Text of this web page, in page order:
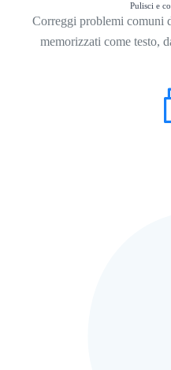
Pulisci e
Correggi problemi comuni
memorizzati come testo,